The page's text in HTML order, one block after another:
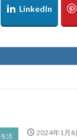
生活 2024年1月8